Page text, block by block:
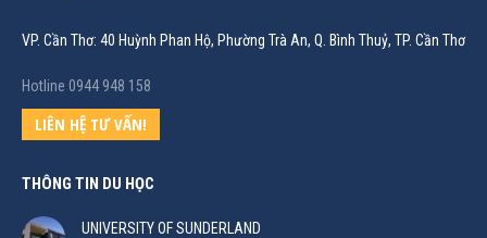
VP. Cần Thơ: 40 Huỳnh Phan Hộ, Phường Trà An, Q. Bình Thuỷ, TP. Cần Thơ
Hotline 0944 948 158
LIÊN HỆ TƯ VẤN!
THÔNG TIN DU HỌC
UNIVERSITY OF SUNDERLAND